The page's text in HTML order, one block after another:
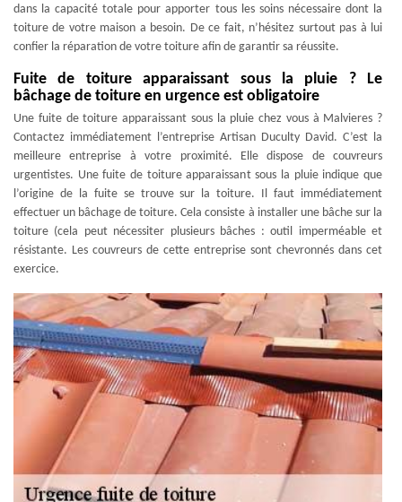
dans la capacité totale pour apporter tous les soins nécessaire dont la
toiture de votre maison a besoin. De ce fait, n’hésitez surtout pas à lui
confier la réparation de votre toiture afin de garantir sa réussite.
Fuite de toiture apparaissant sous la pluie ? Le
bâchage de toiture en urgence est obligatoire
Une fuite de toiture apparaissant sous la pluie chez vous à Malvieres ?
Contactez immédiatement l’entreprise Artisan Duculty David. C’est la
meilleure entreprise à votre proximité. Elle dispose de couvreurs
urgentistes. Une fuite de toiture apparaissant sous la pluie indique que
l’origine de la fuite se trouve sur la toiture. Il faut immédiatement
effectuer un bâchage de toiture. Cela consiste à installer une bâche sur la
toiture (cela peut nécessiter plusieurs bâches : outil imperméable et
résistante. Les couvreurs de cette entreprise sont chevronnés dans cet
exercice.